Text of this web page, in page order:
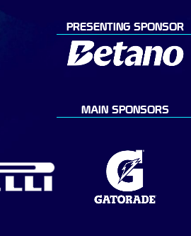
PRESENTING SPONSOR
MAIN SPONSORS